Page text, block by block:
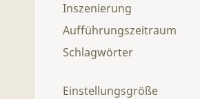
Einstellungsgröße
Inszenierung
Aufführungszeitraum
Schlagwörter